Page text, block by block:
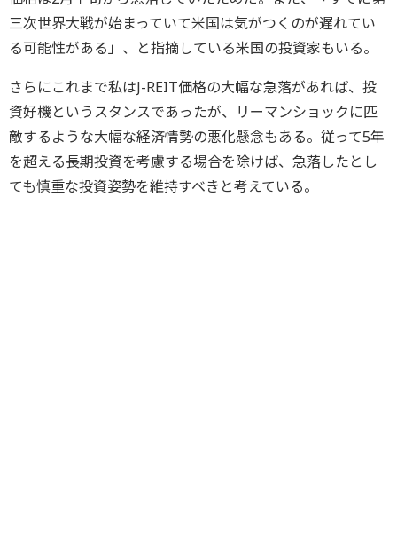
三次世界大戦が始まっていて米国は気がつくのが遅れてい
る可能性がある」、と指摘している米国の投資家もいる。
さらにこれまで私はJ-REIT価格の大幅な急落があれば、投
資好機というスタンスであったが、リーマンショックに匹
敵するような大幅な経済情勢の悪化懸念もある。従って5年
を超える長期投資を考慮する場合を除けば、急落したとし
ても慎重な投資姿勢を維持すべきと考えている。